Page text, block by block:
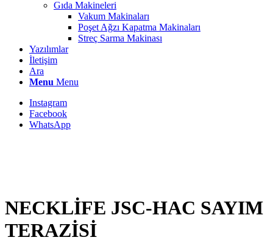
Gıda Makineleri
Vakum Makinaları
Poşet Ağzı Kapatma Makinaları
Streç Sarma Makinası
Yazılımlar
İletişim
Ara
Menu Menu
Instagram
Facebook
WhatsApp
NECKLİFE JSC-HAC SAYIM
TERAZİSİ